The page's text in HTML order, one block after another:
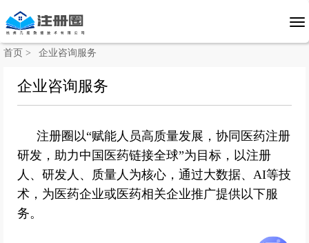
首页 > 企业咨询服务
企业咨询服务
注册圈以“赋能人员高质量发展，协同医药注册
研发，助力中国医药链接全球”为目标，以注册
人、研发人、质量人为核心，通过大数据、AI等技
术，为医药企业或医药相关企业推广提供以下服
务。